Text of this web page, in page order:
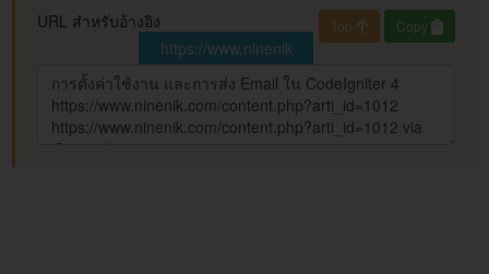
URL สำหรับอ้างอิง Top Copy